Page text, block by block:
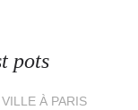
pots
À PARIS